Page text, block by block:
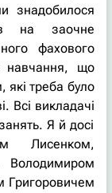
знадобилося
на заочне
фахового
навчання, що
які треба було
Всі викладачі
Я й досі
Лисенком,
Володимиром
Григоровичем